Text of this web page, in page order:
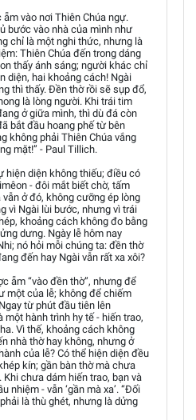
vào nơi Thiên Chúa ngự.
bước vào nhà của mình như
chỉ là một nghi thức, nhưng là
Thiên Chúa đến trong dáng
thấy ánh sáng; người khác chỉ
diện, hai khoảng cách! Ngài
thì thấy. Đền thờ rồi sẽ sụp đổ,
là lòng người. Khi trái tim
ở giữa mình, thì dù đá còn
bắt đầu hoang phế từ bên
không phải Thiên Chúa vắng
mặt!” - Paul Tillich.
hiện diện không thiếu; điều có
- đôi mắt biết chờ, tấm
ở đó, không cưỡng ép lòng
vì Ngài lùi bước, nhưng vì trái
khoảng cách không đo bằng
dưng. Ngày lễ hôm nay
nó hỏi mỗi chúng ta: đền thờ
đến hay Ngài vẫn rất xa xôi?
ẵm “vào đền thờ”, nhưng để
một của lễ; không để chiếm
từ phút đầu tiên lên
hành trình hy tế - hiến trao,
Vì thế, khoảng cách không
nhà thờ hay không, nhưng ở
của lễ? Có thể hiện diện đều
kín; gần bàn thờ mà chưa
chưa dám hiến trao, bạn và
nhiệm - vẫn ‘gần mà xa’. “Đối
là thù ghét, nhưng là dửng